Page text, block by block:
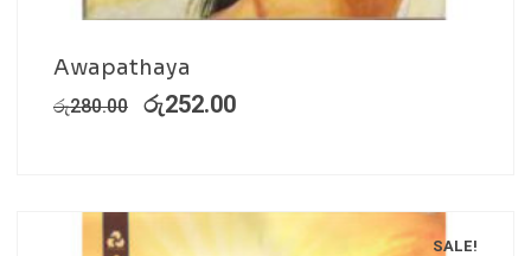
Awapathaya
රු280.00 රු252.00
SALE!